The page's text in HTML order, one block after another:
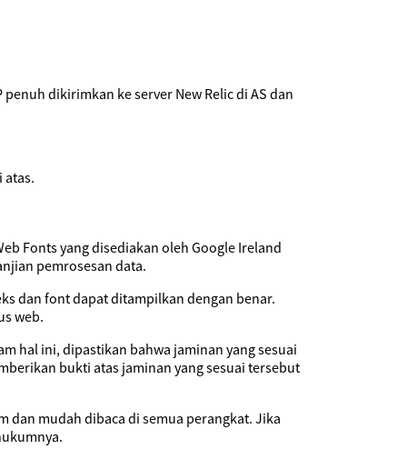
dikirimkan ke server New Relic di AS dan
atas.
Fonts yang disediakan oleh Google Ireland
pemrosesan data.
dan font dapat ditampilkan dengan benar.
web.
hal ini, dipastikan bahwa jaminan yang sesuai
bukti atas jaminan yang sesuai tersebut
dan mudah dibaca di semua perangkat. Jika